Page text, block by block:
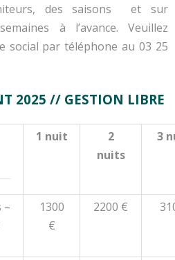
des saisons et sur
à l’avance. Veuillez
social par téléphone au 03 25
2025 // GESTION LIBRE
1 nuit
2
nuits
3
–
1300
€
2200 €